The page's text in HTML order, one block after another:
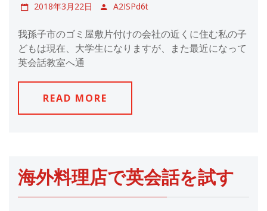
2018年3月22日 A2ISPd6t
我孫子市のゴミ屋敷片付けの会社の近くに住む私の子
どもは現在、大学生になりますが、また最近になって
英会話教室へ通
READ MORE
海外料理店で英会話を試す